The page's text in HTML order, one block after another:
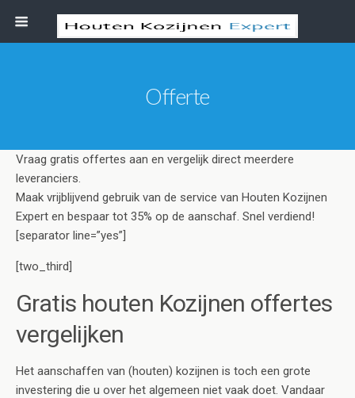
Offerte
Vraag gratis offertes aan en vergelijk direct meerdere
leveranciers.
Maak vrijblijvend gebruik van de service van Houten Kozijnen
Expert en bespaar tot 35% op de aanschaf. Snel verdiend!
[separator line=”yes”]
[two_third]
Gratis houten Kozijnen offertes
vergelijken
Het aanschaffen van (houten) kozijnen is toch een grote
investering die u over het algemeen niet vaak doet. Vandaar